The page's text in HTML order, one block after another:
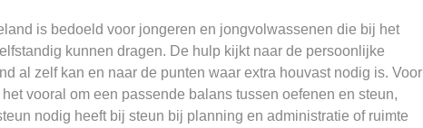
is bedoeld voor jongeren en jongvolwassenen die bij het
kunnen dragen. De hulp kijkt naar de persoonlijke
al zelf kan en naar de punten waar extra houvast nodig is. Voor
vooral om een passende balans tussen oefenen en steun,
nodig heeft bij steun bij planning en administratie of ruimte